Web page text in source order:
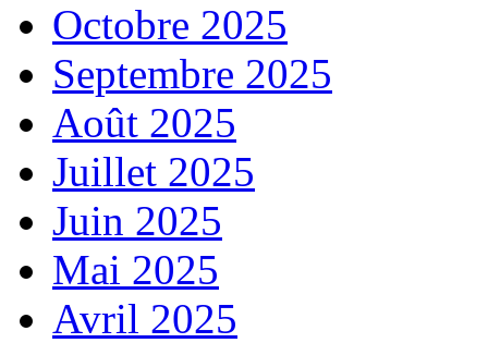
Octobre 2025
Septembre 2025
Août 2025
Juillet 2025
Juin 2025
Mai 2025
Avril 2025